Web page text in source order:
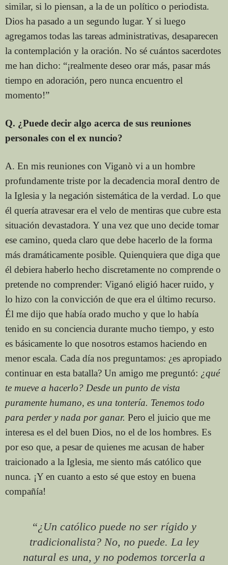
similar, si lo piensan, a la de un político o periodista.
Dios ha pasado a un segundo lugar. Y si luego
agregamos todas las tareas administrativas, desaparecen
la contemplación y la oración. No sé cuántos sacerdotes
me han dicho: “¡realmente deseo orar más, pasar más
tiempo en adoración, pero nunca encuentro el
momento!”
Q. ¿Puede decir algo acerca de sus reuniones
personales con el ex nuncio?
A. En mis reuniones con Viganò vi a un hombre
profundamente triste por la decadencia moraI dentro de
la Iglesia y la negación sistemática de la verdad. Lo que
él quería atravesar era el velo de mentiras que cubre esta
situación devastadora. Y una vez que uno decide tomar
ese camino, queda claro que debe hacerlo de la forma
más dramáticamente posible. Quienquiera que diga que
él debiera haberlo hecho discretamente no comprende o
pretende no comprender: Viganó eligió hacer ruido, y
lo hizo con la convicción de que era el último recurso.
Él me dijo que había orado mucho y que lo había
tenido en su conciencia durante mucho tiempo, y esto
es básicamente lo que nosotros estamos haciendo en
menor escala. Cada día nos preguntamos: ¿es apropiado
continuar en esta batalla? Un amigo me preguntó: ¿qué
te mueve a hacerlo? Desde un punto de vista
puramente humano, es una tontería. Tenemos todo
para perder y nada por ganar. Pero el juicio que me
interesa es el del buen Dios, no el de los hombres. Es
por eso que, a pesar de quienes me acusan de haber
traicionado a la Iglesia, me siento más católico que
nunca. ¡Y en cuanto a esto sé que estoy en buena
compañía!
“¿Un católico puede no ser rígido y
tradicionalista? No, no puede. La ley
natural es una, y no podemos torcerla a